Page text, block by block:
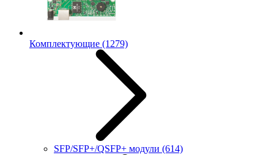
Комплектующие (1279)
SFP/SFP+/QSFP+ модули (614)